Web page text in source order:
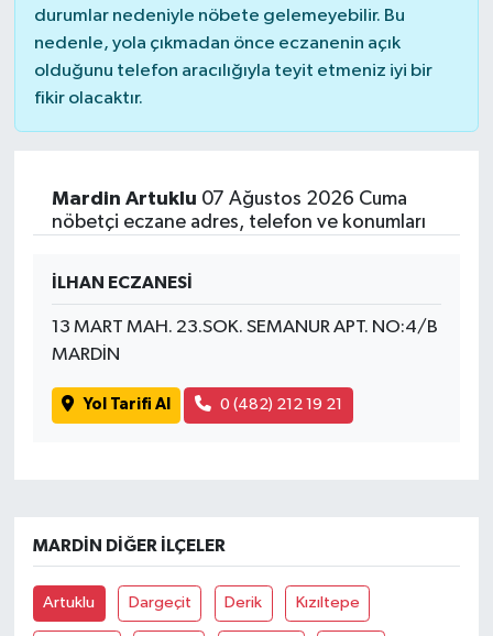
durumlar nedeniyle nöbete gelemeyebilir. Bu
nedenle, yola çıkmadan önce eczanenin açık
olduğunu telefon aracılığıyla teyit etmeniz iyi bir
fikir olacaktır.
Mardin Artuklu 07 Ağustos 2026 Cuma
nöbetçi eczane adres, telefon ve konumları
İLHAN ECZANESİ
13 MART MAH. 23.SOK. SEMANUR APT. NO:4/B
MARDİN
Yol Tarifi Al 0 (482) 212 19 21
MARDIN DIĞER İLÇELER
Artuklu Dargeçit Derik Kızıltepe